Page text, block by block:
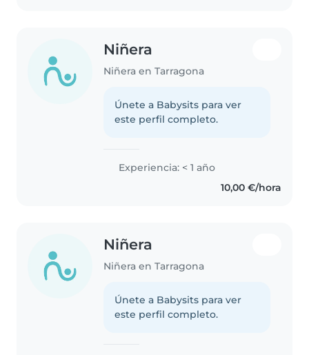
Niñera
Niñera en Tarragona
Únete a Babysits para ver
este perfil completo.
Experiencia: < 1 año
10,00 €/hora
Niñera
Niñera en Tarragona
Únete a Babysits para ver
este perfil completo.